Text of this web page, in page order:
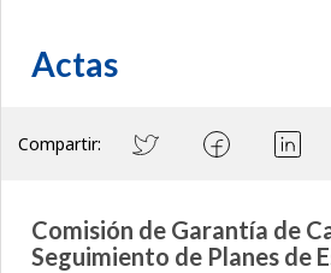
Actas
Compartir:
Comisión de Garantía de
Seguimiento de Planes de